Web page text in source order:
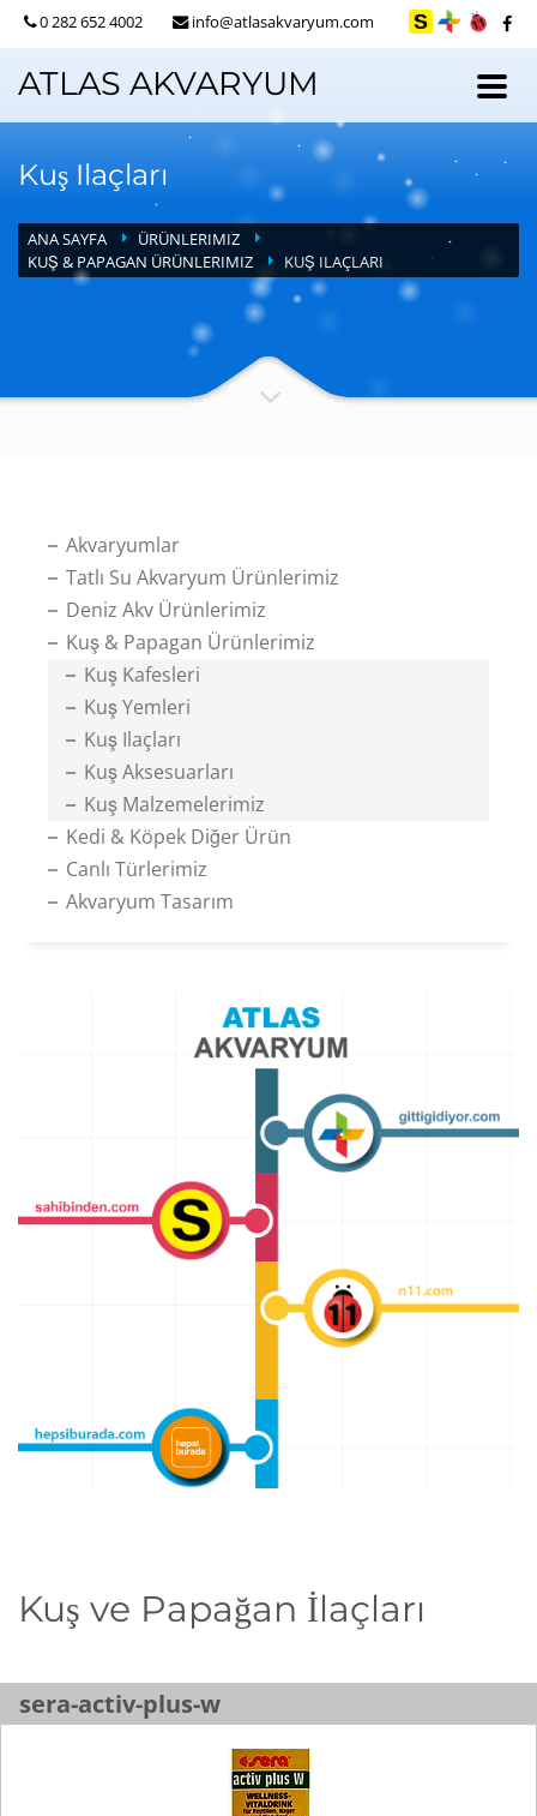
0 282 652 4002 info@atlasakvaryum.com
ATLAS AKVARYUM
Kuş Ilaçları
ANA SAYFA
ÜRÜNLERIMIZ
KUŞ & PAPAGAN ÜRÜNLERIMIZ
KUŞ ILAÇLARI
Akvaryumlar
Tatlı Su Akvaryum Ürünlerimiz
Deniz Akv Ürünlerimiz
Kuş & Papagan Ürünlerimiz
Kuş Kafesleri
Kuş Yemleri
Kuş Ilaçları
Kuş Aksesuarları
Kuş Malzemelerimiz
Kedi & Köpek Diğer Ürün
Canlı Türlerimiz
Akvaryum Tasarım
Kuş ve Papağan İlaçları
sera-activ-plus-w